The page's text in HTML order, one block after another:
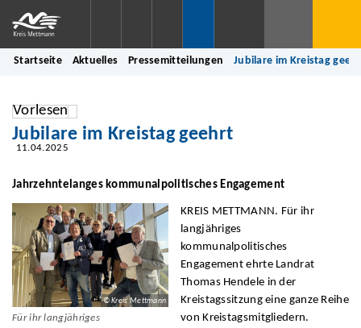
Startseite Aktuelles Pressemitteilungen Jubilare im Kreistag
Vorlesen
Jubilare im Kreistag geehrt
11.04.2025
Jahrzehntelanges kommunalpolitisches Engagement
© Kreis Mettmann
Für ihr langjähriges
KREIS METTMANN. Für ihr
langjähriges
kommunalpolitisches
Engagement ehrte Landrat
Thomas Hendele in der
Kreistagssitzung eine ganze Reihe
von Kreistagsmitgliedern.